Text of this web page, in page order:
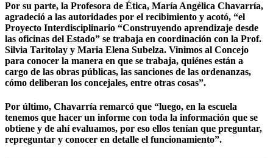
Por su parte, la Profesora de Ética, María Angélica Chavarría,
agradeció a las autoridades por el recibimiento y acotó, “el
Proyecto Interdisciplinario “Construyendo aprendizaje desde
las oficinas del Estado” se trabaja en coordinación con la Prof.
Silvia Taritolay y Maria Elena Subelza. Vinimos al Concejo
para conocer la manera en que se trabaja, quiénes están a
cargo de las obras públicas, las sanciones de las ordenanzas,
cómo deliberan los concejales, entre otras cosas”.
Por último, Chavarría remarcó que “luego, en la escuela
tenemos que hacer un informe con toda la información que se
obtiene y de ahí evaluamos, por eso ellos tenían que preguntar,
repreguntar y conocer en detalle el funcionamiento”.